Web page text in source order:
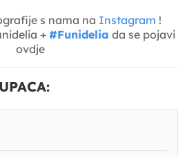
s nama na Instagram !
+#Funidelia da se pojavi
ovdje